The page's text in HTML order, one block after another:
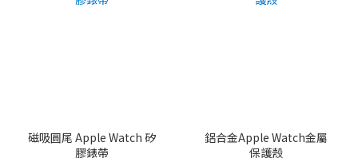
磁吸圓尾 Apple Watch 矽
膠錶帶
鋁合金Apple Watch金屬
保護殼